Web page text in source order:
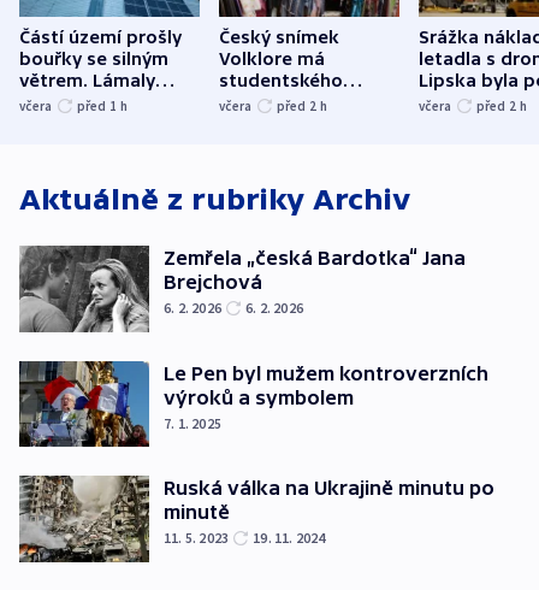
Částí území prošly
bouřky se silným
větrem. Lámaly
stromy a poničily
včera před 1 h
Český snímek
Volklore má
studentského
Oscara, zabojuje o
včera před 2 h
Srážka
letadla s
Lipska byla
německého
včera před 2 h
Aktuálně z rubriky Archiv
Zemřela „česká Bardotka“ Jana
Brejchová
6. 2. 2026 6. 2. 2026
Le Pen byl mužem kontroverzních
výroků a symbolem
7. 1. 2025
Ruská válka na Ukrajině minutu po
minutě
11. 5. 2023 19. 11. 2024